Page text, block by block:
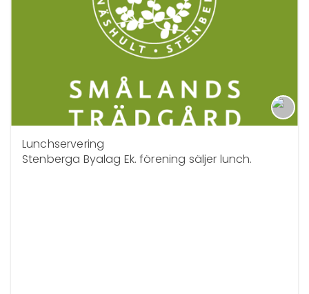
Lunchservering
Stenberga Byalag Ek. förening säljer lunch.